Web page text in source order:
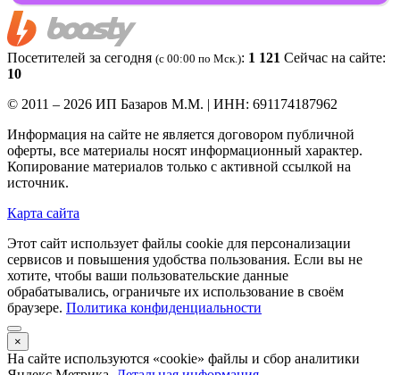
Посетителей за сегодня (c 00:00 по Мск.): 1 121 Сейчас на сайте:
10
© 2011 – 2026 ИП Базаров М.М. | ИНН: 691174187962
Информация на сайте не является договором публичной
оферты, все материалы носят информационный характер.
Копирование материалов только с активной ссылкой на
источник.
Карта сайта
Этот сайт использует файлы cookie для персонализации
сервисов и повышения удобства пользования. Если вы не
хотите, чтобы ваши пользовательские данные
обрабатывались, ограничьте их использование в своём
браузере. Политика конфиденциальности
×
На сайте используются «cookie» файлы и сбор аналитики